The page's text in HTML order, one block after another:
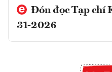
Đón đọc Tạp chí
31-2026